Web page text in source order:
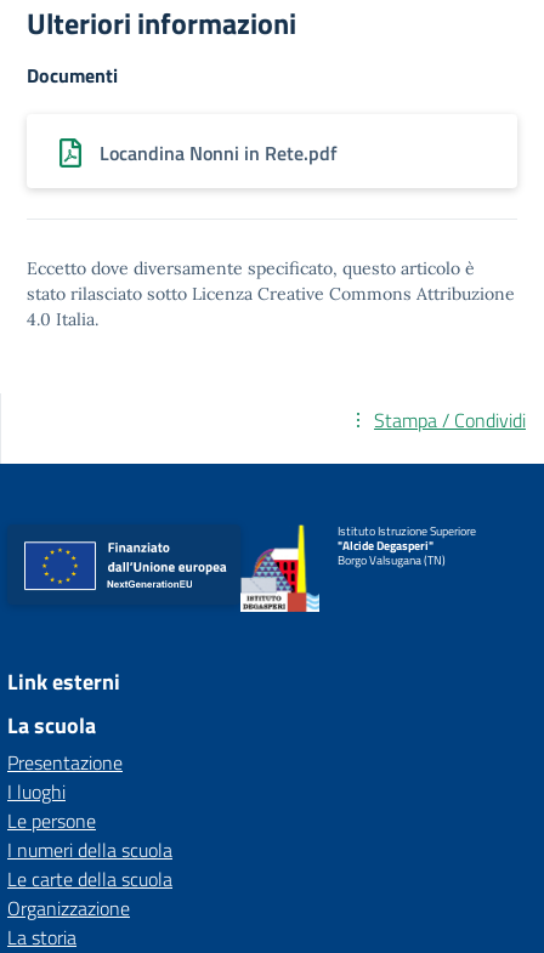
Ulteriori informazioni
Documenti
Locandina Nonni in Rete.pdf
Eccetto dove diversamente specificato, questo articolo è
stato rilasciato sotto Licenza Creative Commons Attribuzione
4.0 Italia.
Stampa / Condividi
Istituto Istruzione Superiore
"Alcide Degasperi"
Borgo Valsugana (TN)
Link esterni
La scuola
Presentazione
I luoghi
Le persone
I numeri della scuola
Le carte della scuola
Organizzazione
La storia